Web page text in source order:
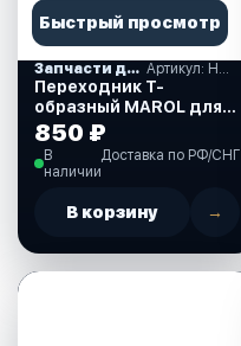
Быстрый просмотр
Запчасти для гидравличнских систем рулевого управления Артикул: HTPF1/4
Переходник Т-
образный MAROL для
системы
гидравлического
рулевого управления
850 ₽
В
наличии
Доставка по РФ/СНГ
В корзину →